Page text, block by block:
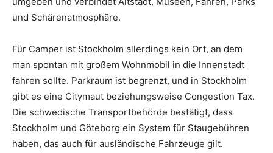
und Schärenatmosphäre.
Für Camper ist Stockholm allerdings kein Ort, an dem
man spontan mit großem Wohnmobil in die Innenstadt
fahren sollte. Parkraum ist begrenzt, und in Stockholm
gibt es eine Citymaut beziehungsweise Congestion Tax.
Die schwedische Transportbehörde bestätigt, dass
Stockholm und Göteborg ein System für Staugebühren
haben, das auch für ausländische Fahrzeuge gilt.